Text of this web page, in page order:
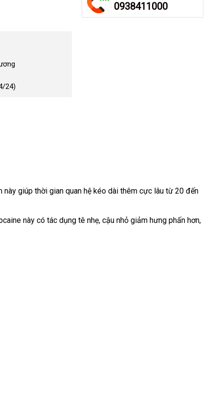
24)
0938411000
này giúp thời gian quan hệ kéo dài thêm cực lâu từ 20 đến
này có tác dụng tê nhẹgiá
, cậu nhỏ giảm hưng phấn hơnphân
,